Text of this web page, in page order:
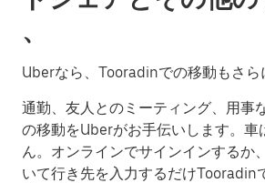
、
Uberなら、Tooradinでの移動もさら
通勤、友人とのミーティング、用事
の移動をUberがお手伝いします。車
ん。オンラインでサインインするか
いて行き先を入力するだけTooradin